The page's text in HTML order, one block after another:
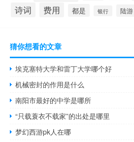
诗词 费用 都是 银行 陆游
猜你想看的文章
埃克塞特大学和雷丁大学哪个好
机械密封的作用是什么
南阳市最好的中学是哪所
“只载蓑衣不载家”的出处是哪里
梦幻西游pk人在哪